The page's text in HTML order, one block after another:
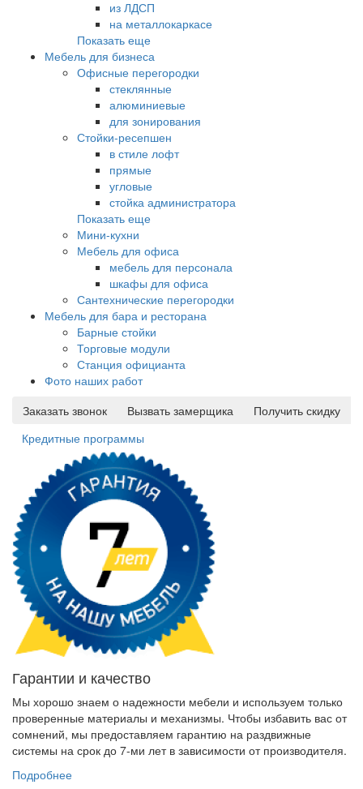
из ЛДСП
на металлокаркасе
Показать еще
Мебель для бизнеса
Офисные перегородки
стеклянные
алюминиевые
для зонирования
Стойки-ресепшен
в стиле лофт
прямые
угловые
стойка администратора
Показать еще
Мини-кухни
Мебель для офиса
мебель для персонала
шкафы для офиса
Сантехнические перегородки
Мебель для бара и ресторана
Барные стойки
Торговые модули
Станция официанта
Фото наших работ
Заказать звонок
Вызвать замерщика
Получить скидку
Кредитные программы
Гарантии и качество
Мы хорошо знаем о надежности мебели и используем только
проверенные материалы и механизмы. Чтобы избавить вас от
сомнений, мы предоставляем гарантию на раздвижные
системы на срок до 7-ми лет в зависимости от производителя.
Подробнее